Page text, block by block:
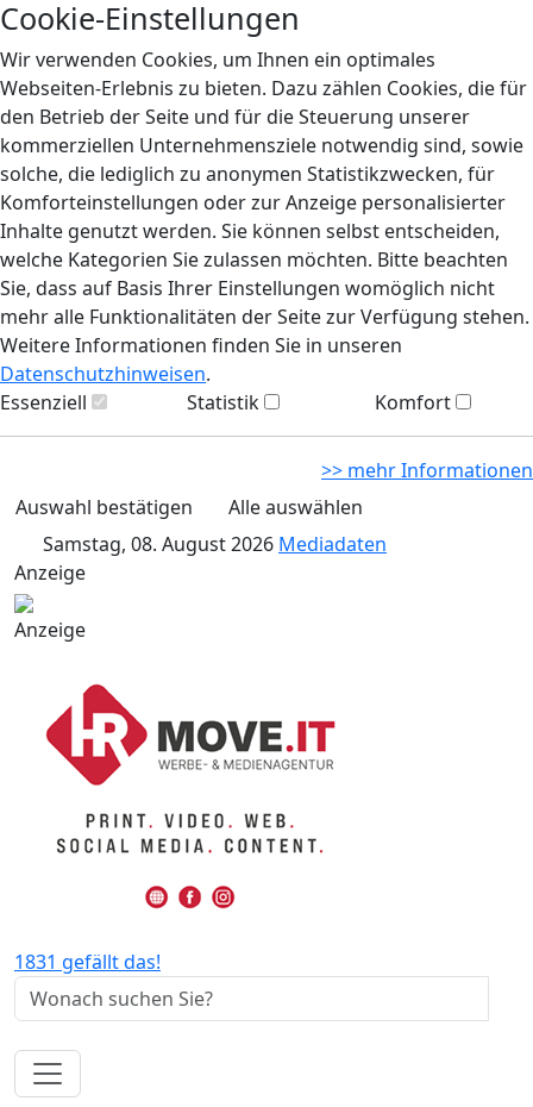
Cookie-Einstellungen
Wir verwenden Cookies, um Ihnen ein optimales
Webseiten-Erlebnis zu bieten. Dazu zählen Cookies, die für
den Betrieb der Seite und für die Steuerung unserer
kommerziellen Unternehmensziele notwendig sind, sowie
solche, die lediglich zu anonymen Statistikzwecken, für
Komforteinstellungen oder zur Anzeige personalisierter
Inhalte genutzt werden. Sie können selbst entscheiden,
welche Kategorien Sie zulassen möchten. Bitte beachten
Sie, dass auf Basis Ihrer Einstellungen womöglich nicht
mehr alle Funktionalitäten der Seite zur Verfügung stehen.
Weitere Informationen finden Sie in unseren
Datenschutzhinweisen.
Essenziell
Statistik Komfort
>> mehr Informationen
Auswahl bestätigen
Alle auswählen
Samstag, 08. August 2026 Mediadaten
Anzeige
Anzeige
1831 gefällt das!